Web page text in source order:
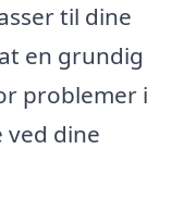
til dine
en grundig
problemer i
dine